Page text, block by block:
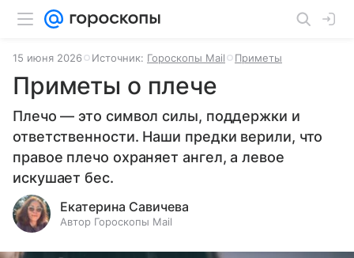
15 июня 2026 Источник: Гороскопы Mail Приметы
Приметы о плече
Плечо — это символ силы, поддержки и
ответственности. Наши предки верили, что
правое плечо охраняет ангел, а левое
искушает бес.
Екатерина Савичева
Автор Гороскопы Mail